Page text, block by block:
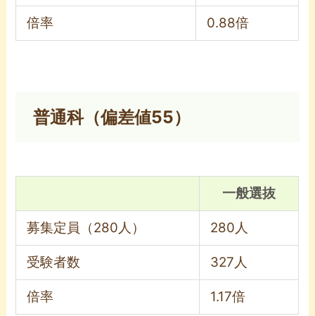
倍率 0.88倍
普通科（偏差値55）
一般選抜
募集定員（280人） 280人
受験者数 327人
倍率 1.17倍